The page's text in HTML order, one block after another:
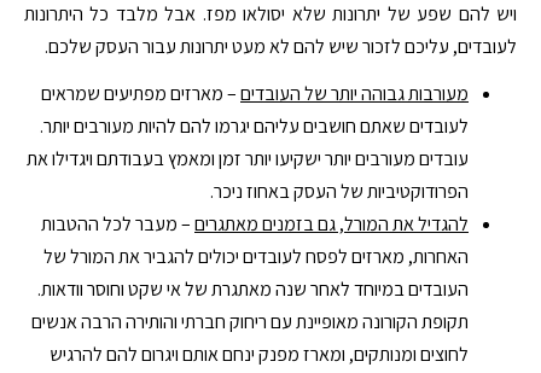
ויש להם שפע של יתרונות שלא יסולאו מפז. אבל מלבד כל היתרונות
לעובדים, עליכם לזכור שיש להם לא מעט יתרונות עבור העסק שלכם.
מעורבות גבוהה יותר של העובדים– מארזים מפתיעים שמראים
לעובדים שאתם חושבים עליהם יגרמו להם להיות מעורבים יותר.
עובדים מעורבים יותר ישקיעו יותר זמן ומאמץ בעבודתם ויגדילו את
הפרודוקטיביות של העסק באחוז ניכר.
להגדיל את המורל, גם בזמנים מאתגרים– מעבר לכל ההטבות
האחרות, מארזים לפסח לעובדים יכולים להגביר את המורל של
העובדים במיוחד לאחר שנה מאתגרת של אי שקט וחוסר וודאות.
תקופת הקורונה מאופיינת עם ריחוק חברתי והותירה הרבה אנשים
לחוצים ומנותקים, ומארז מפנק ינחם אותם ויגרום להם להרגיש